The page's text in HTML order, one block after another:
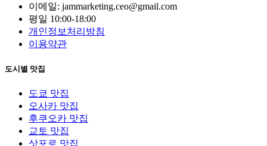
이메일: jammarketing.ceo@gmail.com
평일 10:00-18:00
개인정보처리방침
이용약관
도시별 맛집
도쿄 맛집
오사카 맛집
후쿠오카 맛집
교토 맛집
삿포로 맛집